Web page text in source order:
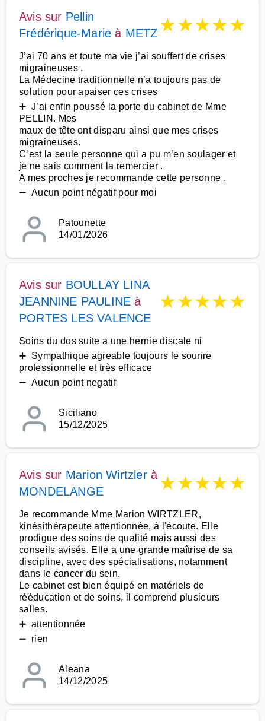
Avis sur Pellin
Frédérique-Marie à METZ ★★★★★
J’ai 70 ans et toute ma vie j’ai souffert de crises
migraineuses .
La Médecine traditionnelle n’a toujours pas de
solution pour apaiser ces crises
➕ J’ai enfin poussé la porte du cabinet de Mme
PELLIN. Mes
maux de tête ont disparu ainsi que mes crises
migraineuses.
C’est la seule personne qui a pu m’en soulager et
je ne sais comment la remercier .
A mes proches je recommande cette personne .
➖ Aucun point négatif pour moi
Patounette
14/01/2026
Avis sur BOULLAY LINA
JEANNINE PAULINE à
PORTES LES VALENCE
★★★★★
Soins du dos suite a une hernie discale ni
➕ Sympathique agreable toujours le sourire
professionnelle et très efficace
➖ Aucun point negatif
Siciliano
15/12/2025
Avis sur Marion Wirtzlerà
MONDELANGE
★★★★★
Je recommande Mme Marion WIRTZLER,
kinésithérapeute attentionnée, à l'écoute. Elle
prodigue des soins de qualité mais aussi des
conseils avisés. Elle a une grande maîtrise de sa
discipline, avec des spécialisations, notamment
dans le cancer du sein.
Le cabinet est bien équipé en matériels de
rééducation et de soins, il comprend plusieurs
salles.
➕ attentionnée
➖ rien
Aleana
14/12/2025